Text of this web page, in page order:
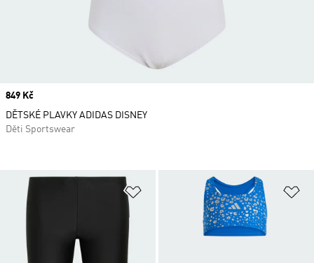
Přidat do seznamu přání
Price
849 Kč
DĚTSKÉ PLAVKY ADIDAS DISNEY
Děti Sportswear